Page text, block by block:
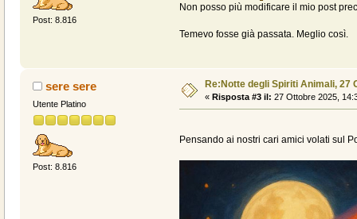
Post: 8.816
Non posso più modificare il mio post
Temevo fosse già passata. Meglio così.
sere sere
Utente Platino
Post: 8.816
Re:Notte degli Spiriti Animali, 27
« Risposta #3 il: 27 Ottobre 2025,
Pensando ai nostri cari amici volati sul